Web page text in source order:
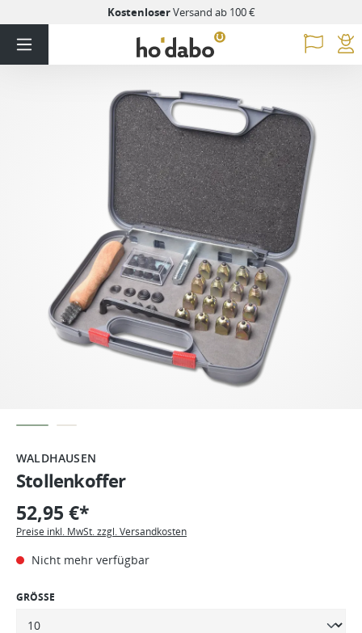
KostenloserVersand ab 100 €
WALDHAUSEN
Stollenkoffer
52,95 €*
Preise inkl. MwSt. zzgl. Versandkosten
Nicht mehr verfügbar
GRÖSSE